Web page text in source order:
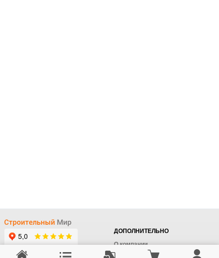
ДОПОЛНИТЕЛЬНО
О компании